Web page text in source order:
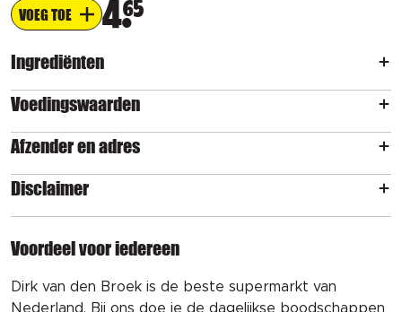
VOEG TOE 465
Ingrediënten
Voedingswaarden
Afzender en adres
Disclaimer
Voordeel voor iedereen
Dirk van den Broek is de beste supermarkt van
Nederland. Bij ons doe je de dagelijkse boodschappen